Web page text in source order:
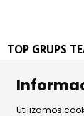
TOP GRUPS
08002
Tel. 93 441 39
Utilizamos